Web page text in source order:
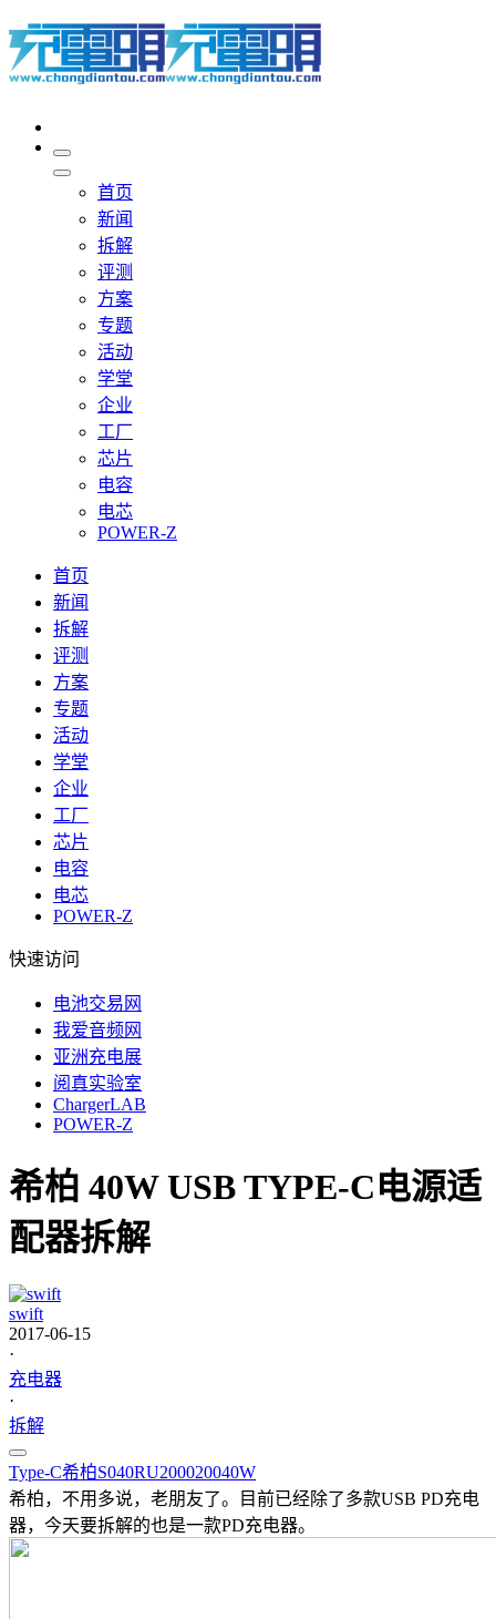
首页
新闻
拆解
评测
方案
专题
活动
学堂
企业
工厂
芯片
电容
电芯
POWER-Z
首页
新闻
拆解
评测
方案
专题
活动
学堂
企业
工厂
芯片
电容
电芯
POWER-Z
快速访问
电池交易网
我爱音频网
亚洲充电展
阅真实验室
ChargerLAB
POWER-Z
希柏 40W USB TYPE-C电源适
配器拆解
swift
2017-06-15
·
充电器
·
拆解
Type-C希柏S040RU200020040W
希柏，不用多说，老朋友了。目前已经除了多款USB PD充电
器，今天要拆解的也是一款PD充电器。